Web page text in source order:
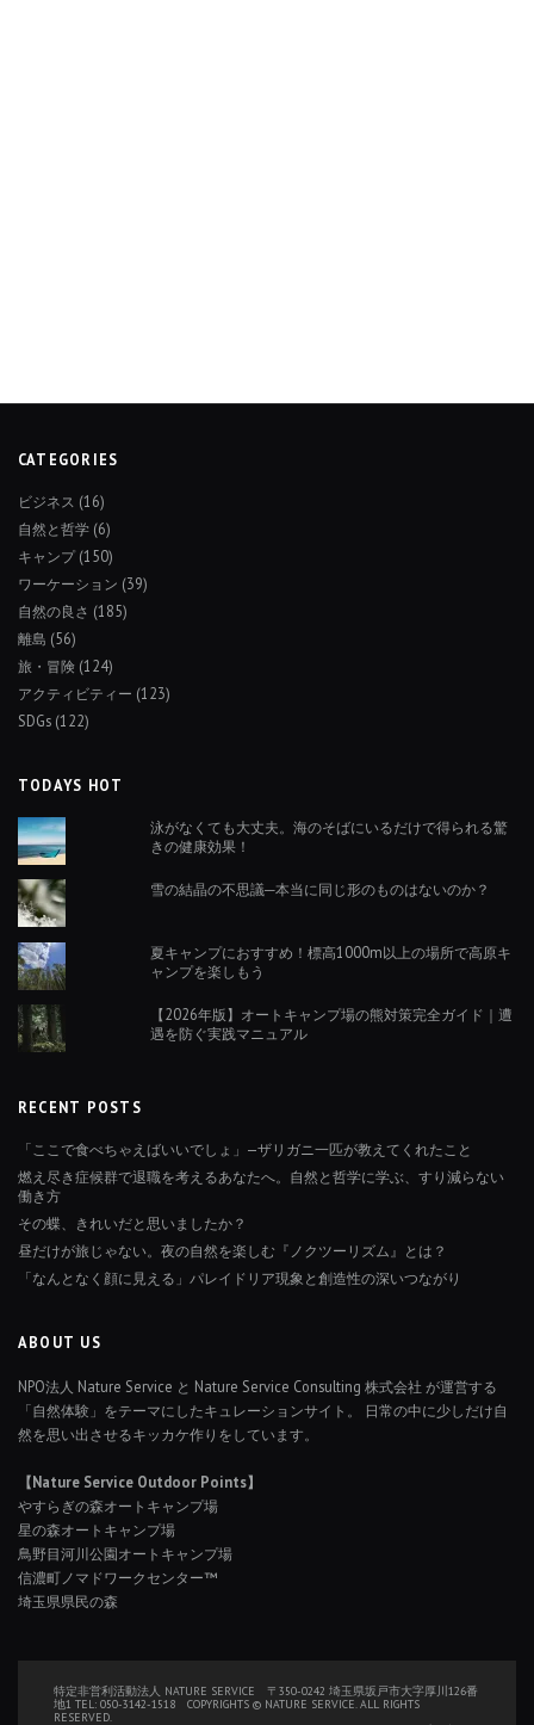
CATEGORIES
ビジネス (16)
自然と哲学 (6)
キャンプ(150)
ワーケーション (39)
自然の良さ (185)
離島 (56)
旅・冒険 (124)
アクティビティー (123)
SDGs (122)
TODAYS HOT
泳がなくても大丈夫。海のそばにいるだけで得られる驚
きの健康効果！
雪の結晶の不思議─本当に同じ形のものはないのか？
夏キャンプにおすすめ！標高1000m以上の場所で高原キ
ャンプを楽しもう
【2026年版】オートキャンプ場の熊対策完全ガイド｜遭
遇を防ぐ実践マニュアル
RECENT POSTS
「ここで食べちゃえばいいでしょ」—ザリガニ一匹が教えてくれたこと
燃え尽き症候群で退職を考えるあなたへ。自然と哲学に学ぶ、すり減らない
働き方
その蝶、きれいだと思いましたか？
昼だけが旅じゃない。夜の自然を楽しむ『ノクツーリズム』とは？
「なんとなく顔に見える」パレイドリア現象と創造性の深いつながり
ABOUT US
NPO法人 Nature Service と Nature Service Consulting 株式会社 が運営する
「自然体験」をテーマにしたキュレーションサイト。 日常の中に少しだけ自
然を思い出させるキッカケ作りをしています。
【Nature Service Outdoor Points】
やすらぎの森オートキャンプ場
星の森オートキャンプ場
鳥野目河川公園オートキャンプ場
信濃町ノマドワークセンター™
埼玉県県民の森
特定非営利活動法人 NATURE SERVICE 〒350-0242 埼玉県坂戸市大字厚川126番
地1 TEL: 050-3142-1518 COPYRIGHTS © NATURE SERVICE. ALL RIGHTS
RESERVED.